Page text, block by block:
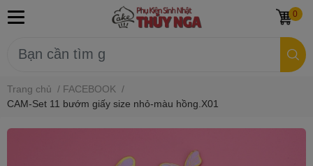
0
Trang chủ / FACEBOOK /
CAM-Set 11 bướm giấy size nhỏ-màu hồng.X01